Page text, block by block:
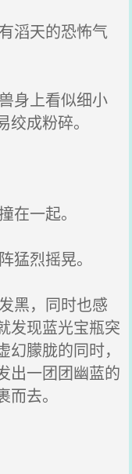
滔天的恐怖气
身上看似细小
成粉碎。
一起。
烈摇晃。
黑，同时也感
发现蓝光宝瓶突
朦胧的同时，
出一团团幽蓝的
去。